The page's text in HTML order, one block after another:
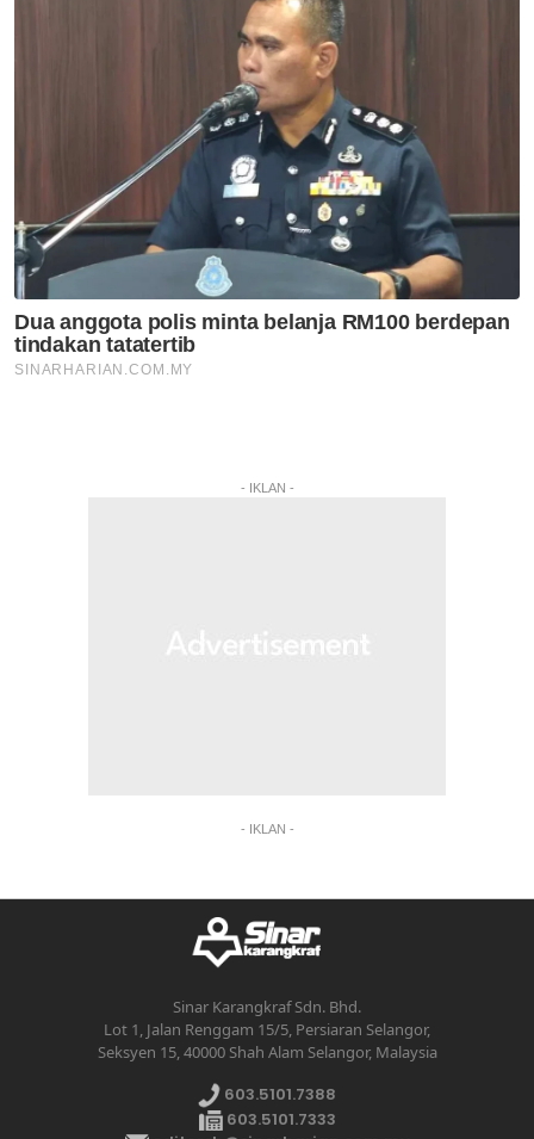
- IKLAN -
- IKLAN -
Sinar Karangkraf Sdn. Bhd.
Lot 1, Jalan Renggam 15/5, Persiaran Selangor,
Seksyen 15, 40000 Shah Alam Selangor, Malaysia
603.5101.7388
603.5101.7333